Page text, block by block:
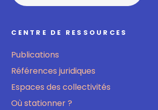
CENTRE DE RESSOURCES
Publications
Références juridiques
Espaces des collectivités
Où stationner ?